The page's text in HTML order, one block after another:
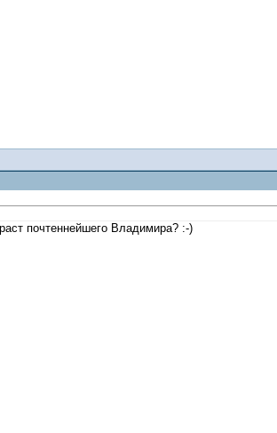
почтеннейшего Владимира? :-)